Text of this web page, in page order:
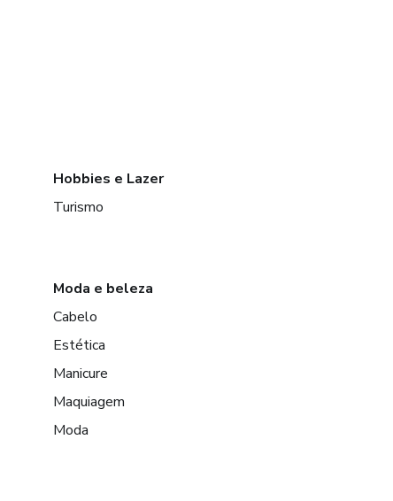
Hobbies e Lazer
Turismo
Moda e beleza
Cabelo
Estética
Manicure
Maquiagem
Moda